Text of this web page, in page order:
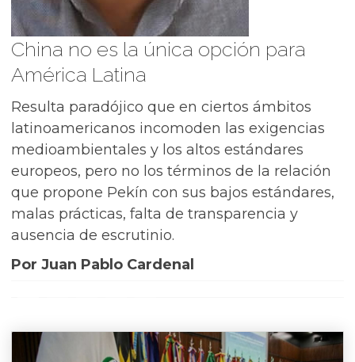
China no es la única opción para
América Latina
Resulta paradójico que en ciertos ámbitos
latinoamericanos incomoden las exigencias
medioambientales y los altos estándares
europeos, pero no los términos de la relación
que propone Pekín con sus bajos estándares,
malas prácticas, falta de transparencia y
ausencia de escrutinio.
Por Juan Pablo Cardenal